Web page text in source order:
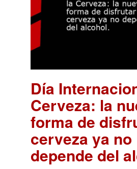
Día
Cerveza: la
forma de
cerveza ya no
depende del